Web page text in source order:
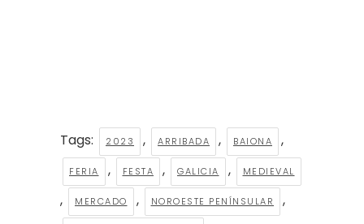
Tags: 2023 , ARRIBADA , BAIONA ,
FERIA , FESTA , GALICIA , MEDIEVAL
, MERCADO , NOROESTE PENÍNSULAR ,